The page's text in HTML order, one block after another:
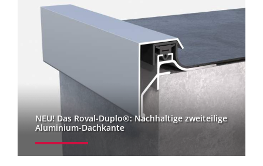
NEU! Das Roval-Duplo®: Nachhaltige zweiteilige
Aluminium-Dachkante